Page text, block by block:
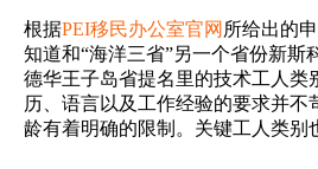
根据PEI移民办公室官网 所给出的
知道和“海洋三省”另一个省份新斯
德华王子岛省提名里的技术工人类
历、语言以及工作经验的要求并不
龄有着明确的限制。关键工人类别